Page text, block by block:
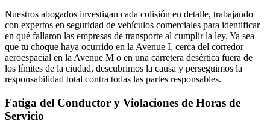
Nuestros abogados investigan cada colisión en detalle, trabajando
con expertos en seguridad de vehículos comerciales para identificar
en qué fallaron las empresas de transporte al cumplir la ley. Ya sea
que tu choque haya ocurrido en la Avenue I, cerca del corredor
aeroespacial en la Avenue M o en una carretera desértica fuera de
los límites de la ciudad, descubrimos la causa y perseguimos la
responsabilidad total contra todas las partes responsables.
Fatiga del Conductor y Violaciones de Horas de
Servicio